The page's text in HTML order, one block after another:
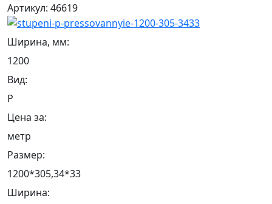
Артикул: 46619
Ширина, мм:
1200
Вид:
Р
Цена за:
метр
Размер:
1200*305,34*33
Ширина: